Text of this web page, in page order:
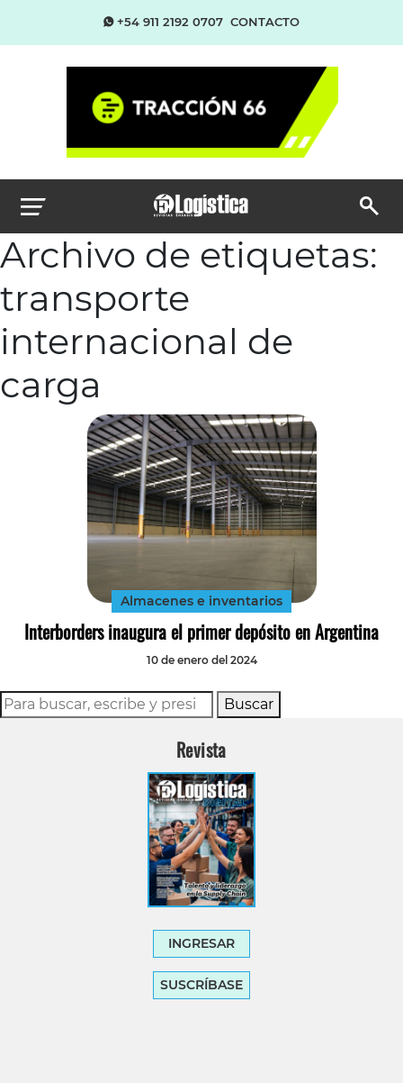
+54 911 2192 0707 CONTACTO
Archivo de etiquetas:
transporte
internacional de
carga
Almacenes e inventarios
Interborders inaugura el primer depósito en Argentina
10 de enero del 2024
Buscar
Revista
INGRESAR
SUSCRÍBASE